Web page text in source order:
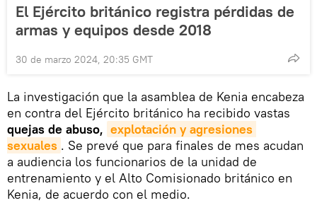
El Ejército británico registra pérdidas de
armas y equipos desde 2018
30 de marzo 2024, 20:35 GMT
La investigación que la asamblea de Kenia encabeza
en contra del Ejército británico ha recibido vastas
quejas de abuso, explotación y agresiones
sexuales . Se prevé que para finales de mes acudan
a audiencia los funcionarios de la unidad de
entrenamiento y el Alto Comisionado británico en
Kenia, de acuerdo con el medio.